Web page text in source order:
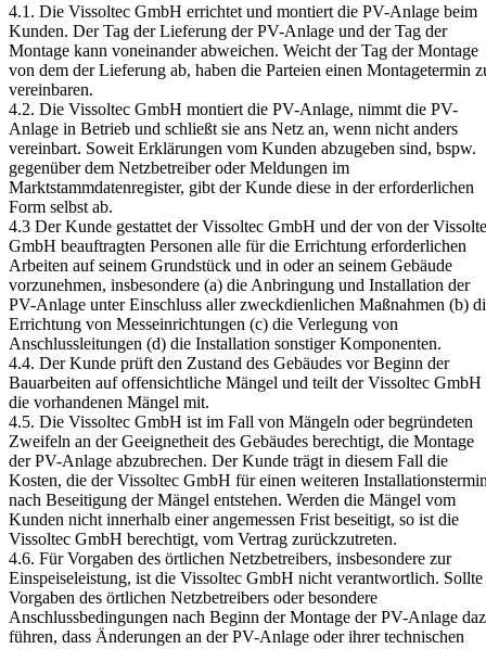
4.1. Die Vissoltec GmbH errichtet und montiert die PV-Anlage beim
Kunden. Der Tag der Lieferung der PV-Anlage und der Tag der
Montage kann voneinander abweichen. Weicht der Tag der Montage
von dem der Lieferung ab, haben die Parteien einen Montagetermin
vereinbaren.
4.2. Die Vissoltec GmbH montiert die PV-Anlage, nimmt die PV-
Anlage in Betrieb und schließt sie ans Netz an, wenn nicht anders
vereinbart. Soweit Erklärungen vom Kunden abzugeben sind, bspw.
gegenüber dem Netzbetreiber oder Meldungen im
Marktstammdatenregister, gibt der Kunde diese in der erforderlichen
Form selbst ab.
4.3 Der Kunde gestattet der Vissoltec GmbH und der von der
GmbH beauftragten Personen alle für die Errichtung erforderlichen
Arbeiten auf seinem Grundstück und in oder an seinem Gebäude
vorzunehmen, insbesondere (a) die Anbringung und Installation der
PV-Anlage unter Einschluss aller zweckdienlichen Maßnahmen (b)
Errichtung von Messeinrichtungen (c) die Verlegung von
Anschlussleitungen (d) die Installation sonstiger Komponenten.
4.4. Der Kunde prüft den Zustand des Gebäudes vor Beginn der
Bauarbeiten auf offensichtliche Mängel und teilt der Vissoltec GmbH
die vorhandenen Mängel mit.
4.5. Die Vissoltec GmbH ist im Fall von Mängeln oder begründeten
Zweifeln an der Geeignetheit des Gebäudes berechtigt, die Montage
der PV-Anlage abzubrechen. Der Kunde trägt in diesem Fall die
Kosten, die der Vissoltec GmbH für einen weiteren
nach Beseitigung der Mängel entstehen. Werden die Mängel vom
Kunden nicht innerhalb einer angemessen Frist beseitigt, so ist die
Vissoltec GmbH berechtigt, vom Vertrag zurückzutreten.
4.6. Für Vorgaben des örtlichen Netzbetreibers, insbesondere zur
Einspeiseleistung, ist die Vissoltec GmbH nicht verantwortlich. Sollte
Vorgaben des örtlichen Netzbetreibers oder besondere
Anschlussbedingungen nach Beginn der Montage der PV-Anlage
führen, dass Änderungen an der PV-Anlage oder ihrer technischen